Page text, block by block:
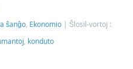
ŝanĝo, Ekonomio
Ŝlosil-vortoj :
, konduto